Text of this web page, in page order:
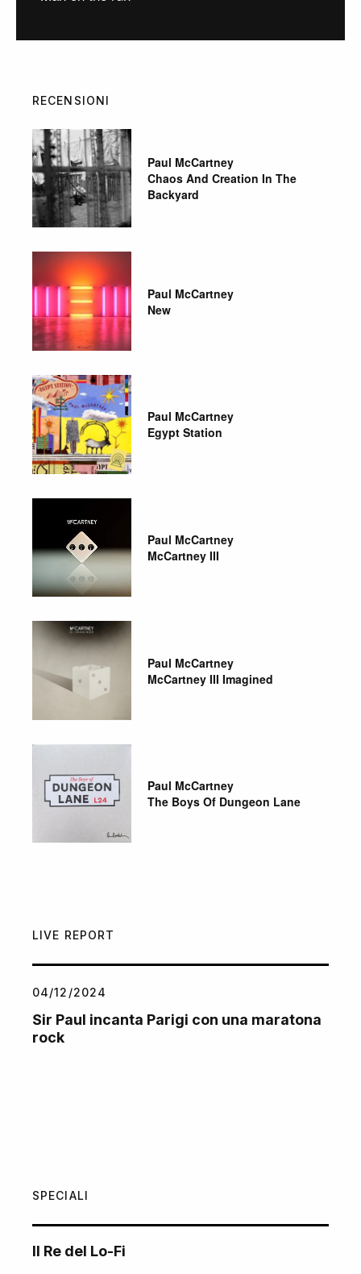
RECENSIONI
Paul McCartney
Chaos And Creation In The
Backyard
Paul McCartney
New
Paul McCartney
Egypt Station
Paul McCartney
McCartney III
Paul McCartney
McCartney III Imagined
Paul McCartney
The Boys Of Dungeon Lane
LIVE REPORT
04/12/2024
Sir Paul incanta Parigi con una maratona
rock
SPECIALI
Il Re del Lo-Fi